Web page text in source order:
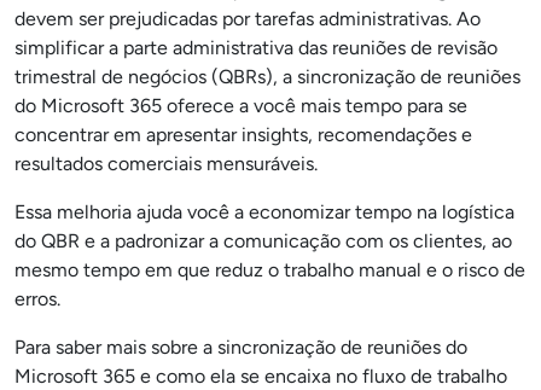
devem ser prejudicadas por tarefas administrativas. Ao
simplificar a parte administrativa das reuniões de revisão
trimestral de negócios (QBRs), a sincronização de reuniões
do Microsoft 365 oferece a você mais tempo para se
concentrar em apresentar insights, recomendações e
resultados comerciais mensuráveis.
Essa melhoria ajuda você a economizar tempo na logística
do QBR e a padronizar a comunicação com os clientes, ao
mesmo tempo em que reduz o trabalho manual e o risco de
erros.
Para saber mais sobre a sincronização de reuniões do
Microsoft 365 e como ela se encaixa no fluxo de trabalho